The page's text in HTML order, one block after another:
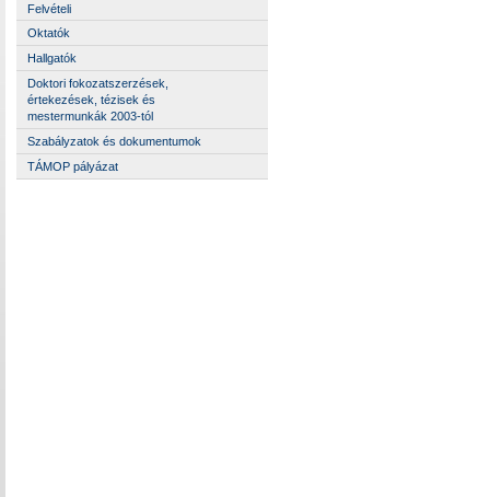
Felvételi
Oktatók
Hallgatók
Doktori fokozatszerzések,
értekezések, tézisek és
mestermunkák 2003-tól
Szabályzatok és dokumentumok
TÁMOP pályázat